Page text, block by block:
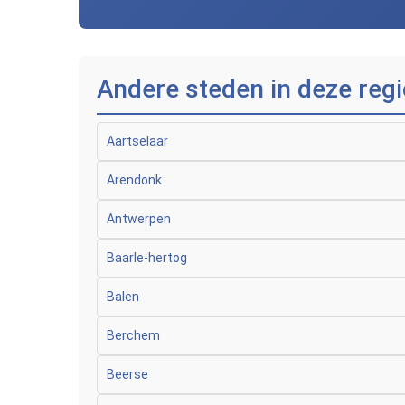
Andere steden in deze
Aartselaar
Arendonk
Antwerpen
Baarle-hertog
Balen
Berchem
Beerse